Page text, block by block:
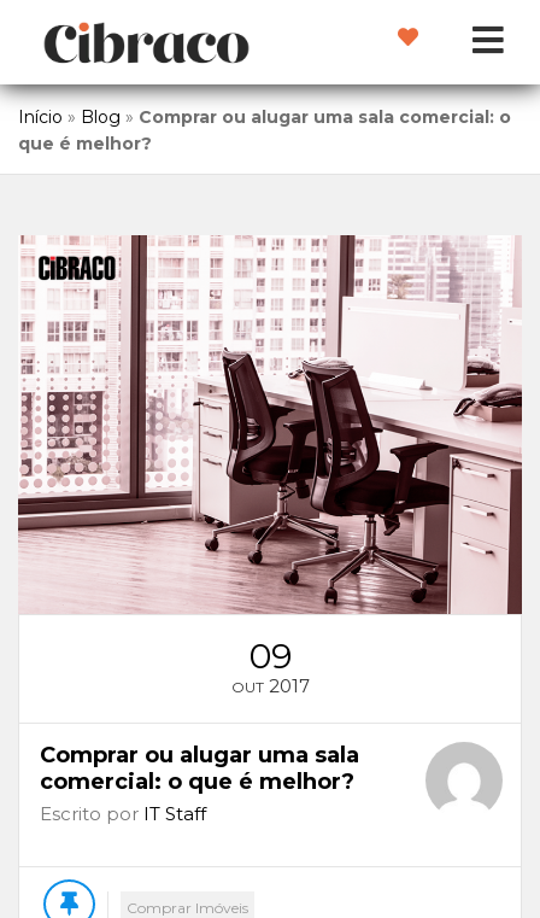
Início » Blog » Comprar ou alugar uma sala comercial: o
que é melhor?
09
OUT 2017
Comprar ou alugar uma sala
comercial: o que é melhor?
Escrito por IT Staff
Comprar Imóveis